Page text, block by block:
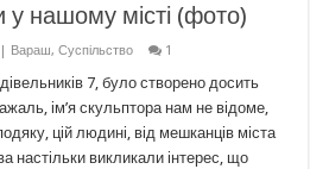
у нашому місті (фото)
| Вараш,Суспільство 1
7, було створено досить
ім’я скульптора нам не відоме,
цій людині, від мешканців міста
настільки викликали інтерес, що